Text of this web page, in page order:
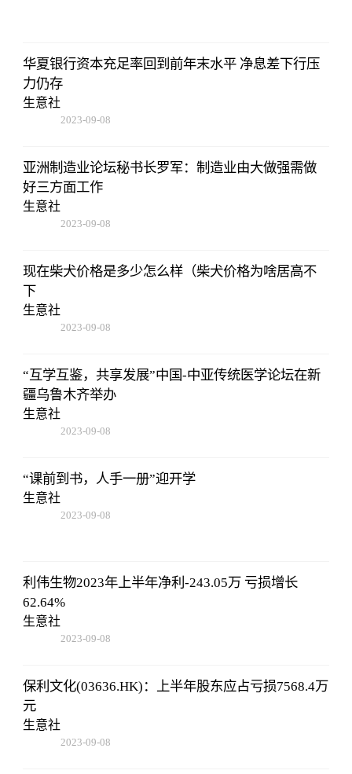
华夏银行资本充足率回到前年末水平 净息差下行压
力仍存
生意社
2023-09-08
亚洲制造业论坛秘书长罗军：制造业由大做强需做
好三方面工作
生意社
2023-09-08
现在柴犬价格是多少怎么样（柴犬价格为啥居高不
下
生意社
2023-09-08
“互学互鉴，共享发展”中国-中亚传统医学论坛在新
疆乌鲁木齐举办
生意社
2023-09-08
“课前到书，人手一册”迎开学
生意社
2023-09-08
利伟生物2023年上半年净利-243.05万 亏损增长
62.64%
生意社
2023-09-08
保利文化(03636.HK)：上半年股东应占亏损7568.4万
元
生意社
2023-09-08